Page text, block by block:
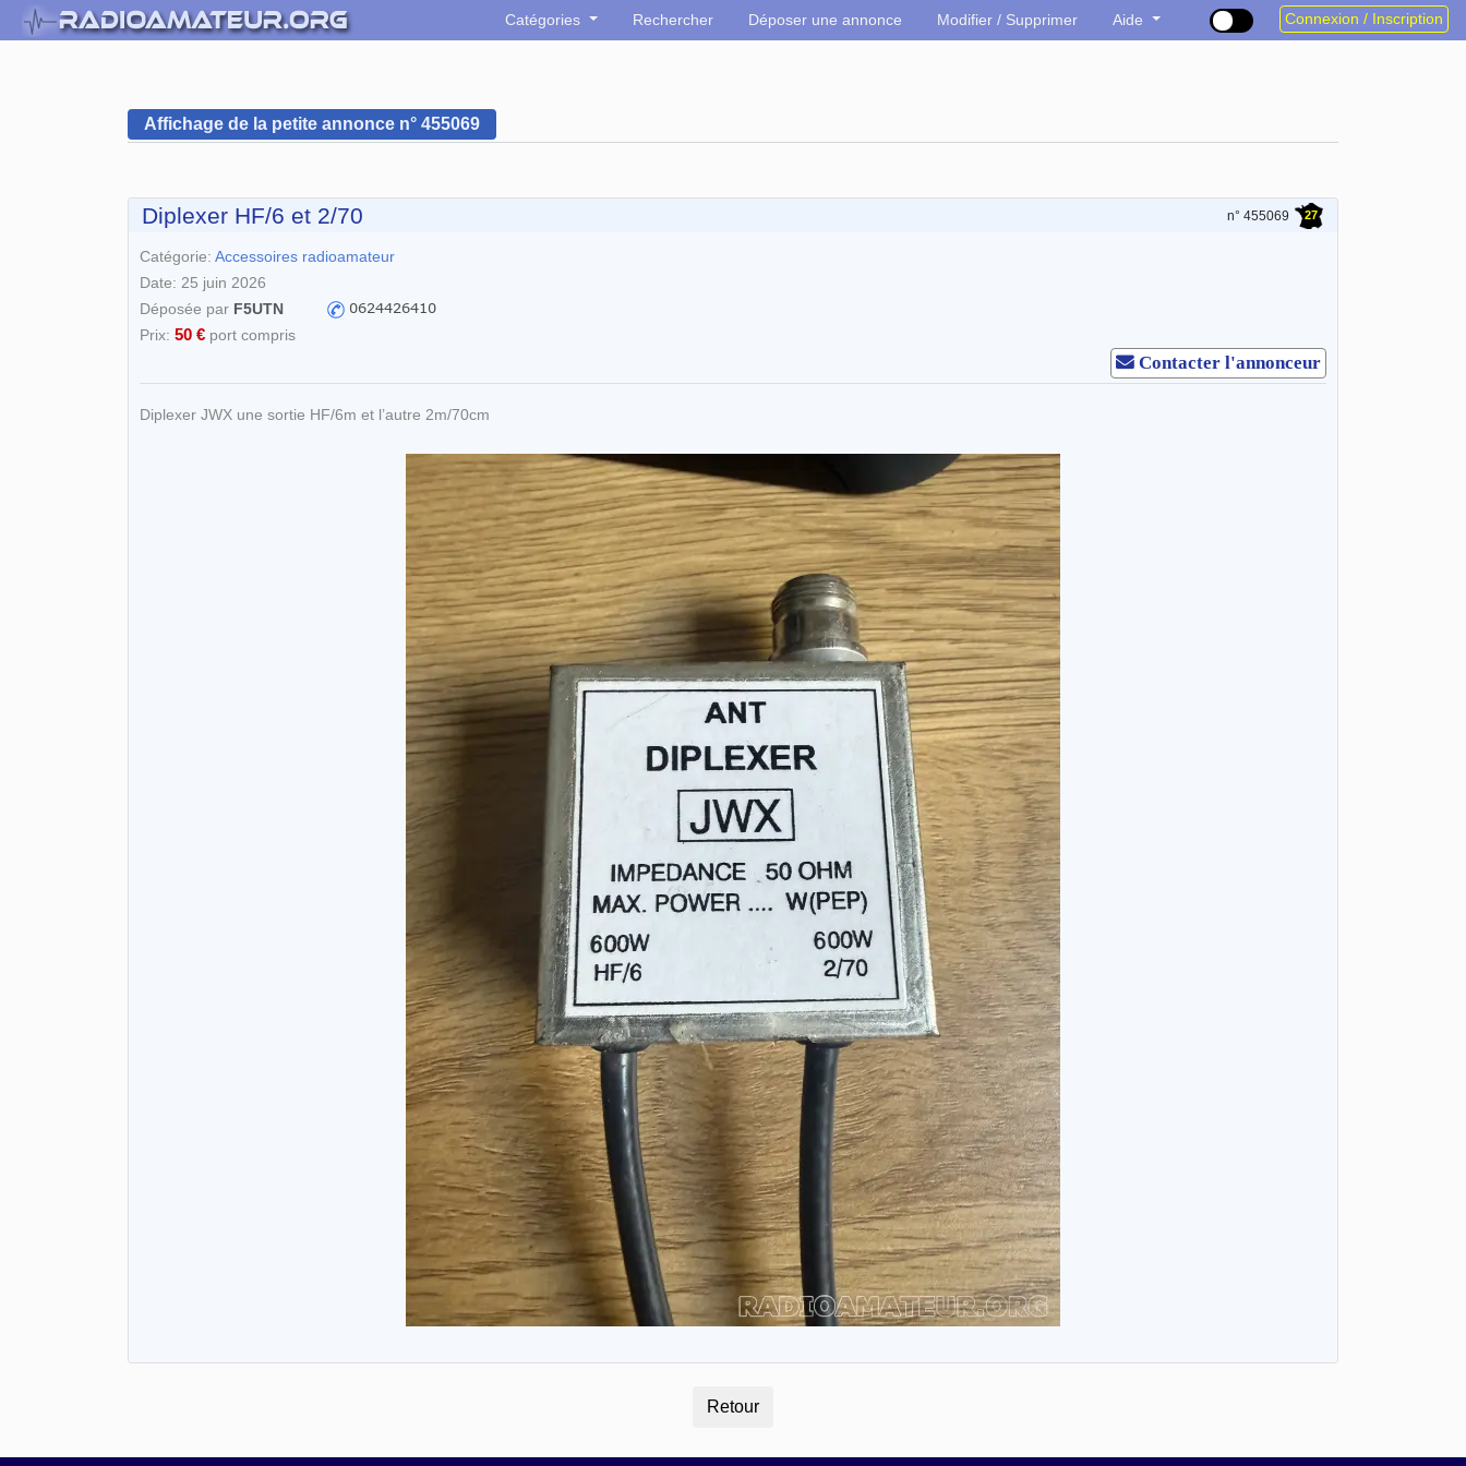
Catégories Rechercher Déposer une annonce Modifier / Supprimer Aide Connexion / Inscription
Affichage de la petite annonce n° 455069
Diplexer HF/6 et 2/70 n° 455069 27
Catégorie: Accessoires radioamateur
Date: 25 juin 2026
Déposée par F5UTN
Prix: 50 € port compris
Contacter l'annonceur
Diplexer JWX une sortie HF/6m et l’autre 2m/70cm